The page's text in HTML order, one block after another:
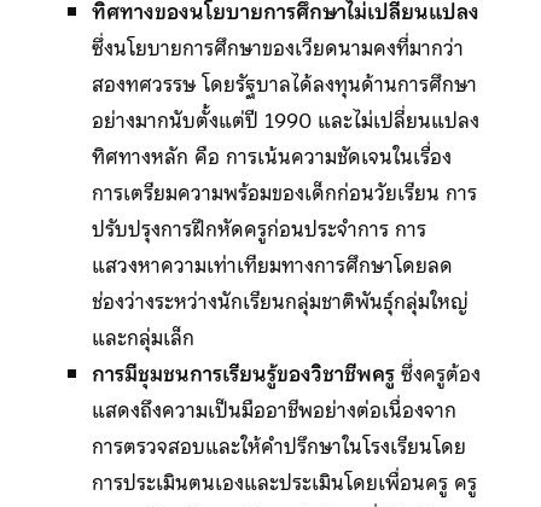
ทิศทางของนโยบายการศึกษาไม่เปลี่ยนแปลง
ซึ่งนโยบายการศึกษาของเวียดนามคงที่มากว่า
สองทศวรรษ โดยรัฐบาลได้ลงทุนด้านการศึกษา
อย่างมากนับตั้งแต่ปี 1990 และไม่เปลี่ยนแปลง
ทิศทางหลัก คือ การเน้นความชัดเจนในเรื่อง
การเตรียมความพร้อมของเด็กก่อนวัยเรียน การ
ปรับปรุงการฝึกหัดครูก่อนประจำการ การ
แสวงหาความเท่าเทียมทางการศึกษาโดยลด
ช่องว่างระหว่างนักเรียนกลุ่มชาติพันธุ์กลุ่มใหญ่
และกลุ่มเล็ก
การมีชุมชนการเรียนรู้ของวิชาชีพครูซึ่งครูต้อง
แสดงถึงความเป็นมืออาชีพอย่างต่อเนื่องจาก
การตรวจสอบและให้คำปรึกษาในโรงเรียนโดย
การประเมินตนเองและประเมินโดยเพื่อนครู ครู